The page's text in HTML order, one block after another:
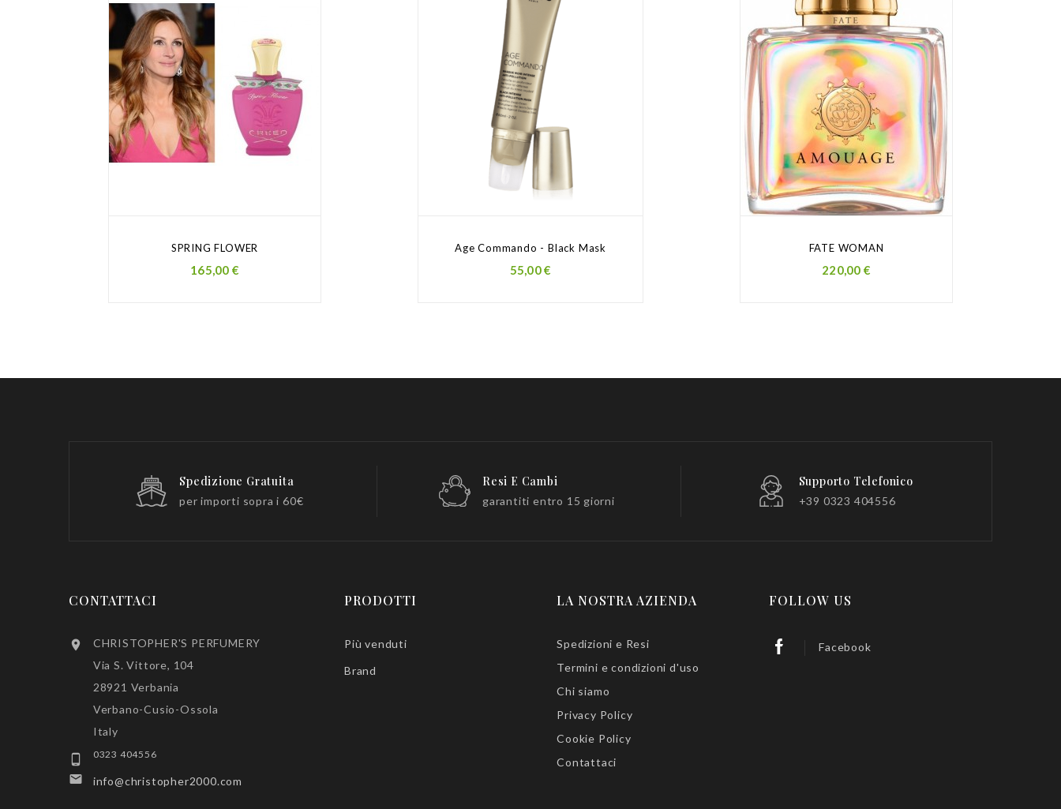
SPRING FLOWER
Prezzo
165,00 €
Age Commando - Black Mask
Prezzo
55,00 €
FATE WOMAN
Prezzo
220,00 €
Spedizione Gratuita
per importi sopra i 60€
Resi E Cambi
garantiti entro 15 giorni
Supporto Telefonico
+39 0323 404556
CONTATTACI

CHRISTOPHER'S PERFUMERY
Via S. Vittore, 104
28921 Verbania
Verbano-Cusio-Ossola
Italy
 0323 404556
 info@christopher2000.com
PRODOTTI
Più venduti
Brand
LA NOSTRA AZIENDA
Spedizioni e Resi
Termini e condizioni d'uso
Chi siamo
Privacy Policy
Cookie Policy
Contattaci
FOLLOW US
Facebook